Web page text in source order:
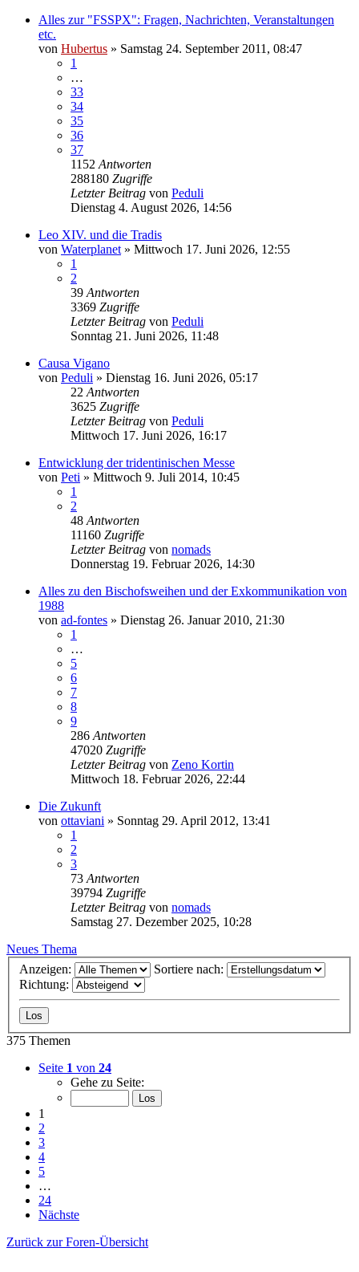
Alles zur "FSSPX": Fragen, Nachrichten, Veranstaltungen
etc.
von Hubertus » Samstag 24. September 2011, 08:47
1
…
33
34
35
36
37
1152 Antworten
288180 Zugriffe
Letzter Beitrag von Peduli
Dienstag 4. August 2026, 14:56
Leo XIV. und die Tradis
von Waterplanet » Mittwoch 17. Juni 2026, 12:55
1
2
39 Antworten
3369 Zugriffe
Letzter Beitrag von Peduli
Sonntag 21. Juni 2026, 11:48
Causa Vigano
von Peduli » Dienstag 16. Juni 2026, 05:17
22 Antworten
3625 Zugriffe
Letzter Beitrag von Peduli
Mittwoch 17. Juni 2026, 16:17
Entwicklung der tridentinischen Messe
von Peti » Mittwoch 9. Juli 2014, 10:45
1
2
48 Antworten
11160 Zugriffe
Letzter Beitrag von nomads
Donnerstag 19. Februar 2026, 14:30
Alles zu den Bischofsweihen und der Exkommunikation von
1988
von ad-fontes » Dienstag 26. Januar 2010, 21:30
1
…
5
6
7
8
9
286 Antworten
47020 Zugriffe
Letzter Beitrag von Zeno Kortin
Mittwoch 18. Februar 2026, 22:44
Die Zukunft
von ottaviani » Sonntag 29. April 2012, 13:41
1
2
3
73 Antworten
39794 Zugriffe
Letzter Beitrag von nomads
Samstag 27. Dezember 2025, 10:28
Neues Thema
Anzeigen:
Sortiere nach:
Richtung:
375 Themen
Seite 1 von 24
Gehe zu Seite:
1
2
3
4
5
…
24
Nächste
Zurück zur Foren-Übersicht